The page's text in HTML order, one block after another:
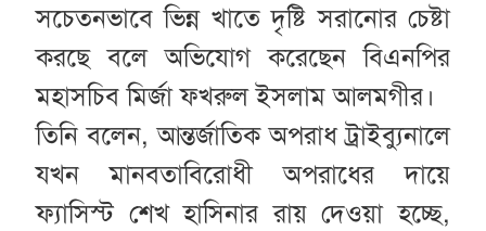
সচেতনভাবে ভিন্ন খাতে দৃষ্টি সরানোর চেষ্টা
করছে বলে অভিযোগ করেছেন বিএনপির
মহাসচিব মির্জা ফখরুল ইসলাম আলমগীর।
তিনি বলেন, আন্তর্জাতিক অপরাধ ট্রাইব্যুনালে
যখন মানবতাবিরোধী অপরাধের দায়ে
ফ্যাসিস্ট শেখ হাসিনার রায় দেওয়া হচ্ছে,